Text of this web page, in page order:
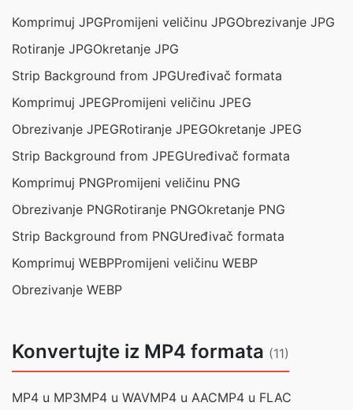
Komprimuj JPGPromijeni veličinu JPGObrezivanje JPG
Rotiranje JPGOkretanje JPG
Strip Background from JPGUređivač formata
Komprimuj JPEGPromijeni veličinu JPEG
Obrezivanje JPEGRotiranje JPEGOkretanje JPEG
Strip Background from JPEGUređivač formata
Komprimuj PNGPromijeni veličinu PNG
Obrezivanje PNGRotiranje PNGOkretanje PNG
Strip Background from PNGUređivač formata
Komprimuj WEBPPromijeni veličinu WEBP
Obrezivanje WEBP
Konvertujte iz MP4 formata (11)
MP4 u MP3MP4 u WAVMP4 u AACMP4 u FLAC